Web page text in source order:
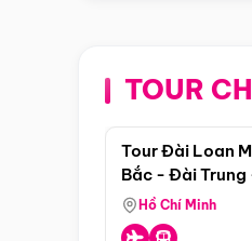
TOUR
Tour Đài Loan
Bắc - Đài
Hùng
Hồ Chí Minh